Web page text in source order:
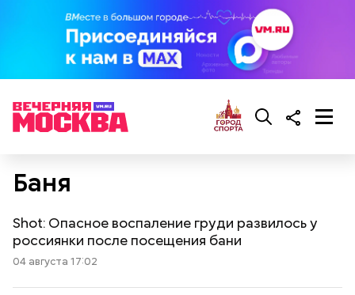
Баня
Shot: Опасное воспаление груди развилось у
россиянки после посещения бани
04 августа 17:02